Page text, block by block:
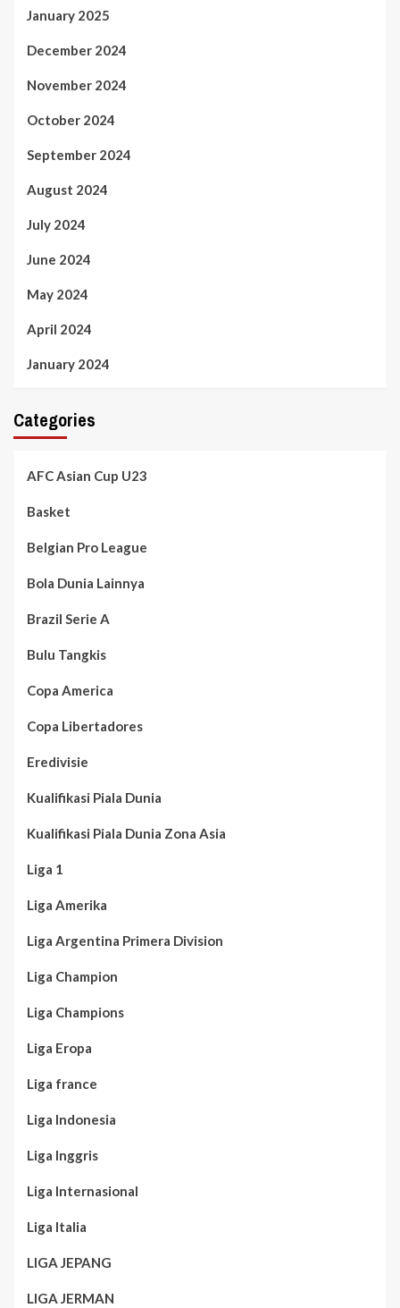
January 2025
December 2024
November 2024
October 2024
September 2024
August 2024
July 2024
June 2024
May 2024
April 2024
January 2024
Categories
AFC Asian Cup U23
Basket
Belgian Pro League
Bola Dunia Lainnya
Brazil Serie A
Bulu Tangkis
Copa America
Copa Libertadores
Eredivisie
Kualifikasi Piala Dunia
Kualifikasi Piala Dunia Zona Asia
Liga 1
Liga Amerika
Liga Argentina Primera Division
Liga Champion
Liga Champions
Liga Eropa
Liga france
Liga Indonesia
Liga Inggris
Liga Internasional
Liga Italia
LIGA JEPANG
LIGA JERMAN